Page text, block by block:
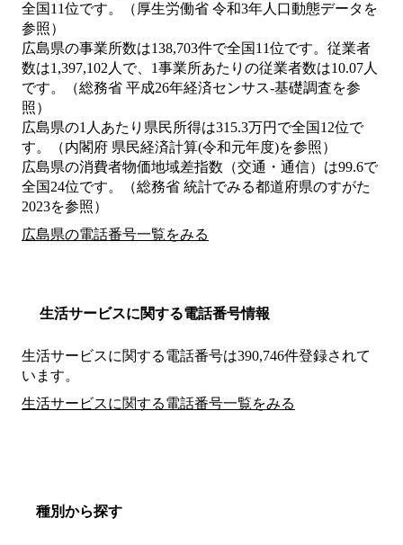
全国11位です。（厚生労働省 令和3年人口動態データを
参照）
広島県の事業所数は138,703件で全国11位です。従業者
数は1,397,102人で、1事業所あたりの従業者数は10.07人
です。（総務省 平成26年経済センサス‐基礎調査を参
照）
広島県の1人あたり県民所得は315.3万円で全国12位で
す。（内閣府 県民経済計算(令和元年度)を参照）
広島県の消費者物価地域差指数（交通・通信）は99.6で
全国24位です。（総務省 統計でみる都道府県のすがた
2023を参照）
広島県の電話番号一覧をみる
生活サービスに関する電話番号情報
生活サービスに関する電話番号は390,746件登録されて
います。
生活サービスに関する電話番号一覧をみる
種別から探す